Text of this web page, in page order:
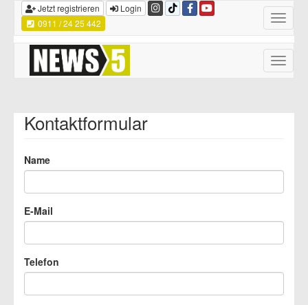
Toggle
Jetzt registrieren
Login
0911 / 24 25 442
Toggle
Kontaktformular
Name
E-Mail
Telefon